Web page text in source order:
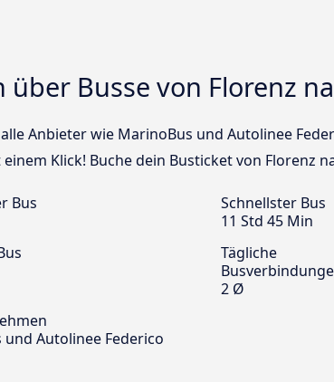
über Busse von Florenz
Anbieter wie MarinoBus und Autolinee
Klick! Buche dein Busticket von Florenz
Bus
Schnellster Bus
11 Std 45 Min
Tägliche
2 Ø
und Autolinee Federico